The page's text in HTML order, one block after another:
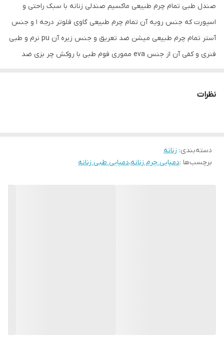
جنس چرم طبیعی
صندل طبی تمام چرم طبیعی ماکسیم صندلی زنانه با سبک راحتی و
اسپورت که جنس رویه آن تمام چرم طبیعی گاوی فلوتر درجه 1 و جنس
آستر تمام چرم طبیعی میشن ضد تعریق و جنس زیره آن pu نرم و طبی
فنری و کفی آن از جنس eva مموری فوم طبی با روکش چر بزی ضد
صندل تمام چرم طبیعی بوده و از کیفیت بسیار بالایی برخوردار است و
فرمایید
نظرات
دسته‌بندی: زنانه
برچسب‌ها :دمپایی چرم زنانه،دمپایی طبی زنانه